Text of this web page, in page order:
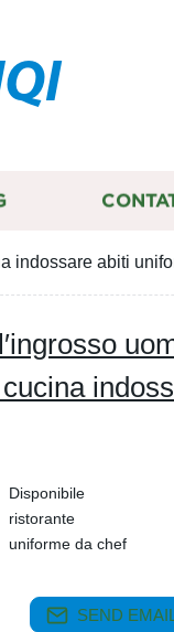
indossare abiti
Disponibile
ristorante
uniforme da chef
SEND